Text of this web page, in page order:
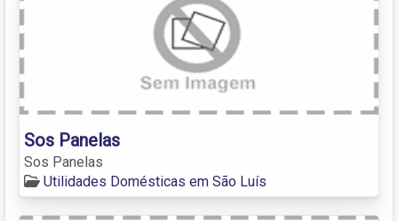
Sos Panelas
Sos Panelas
Utilidades Domésticas em São Luís